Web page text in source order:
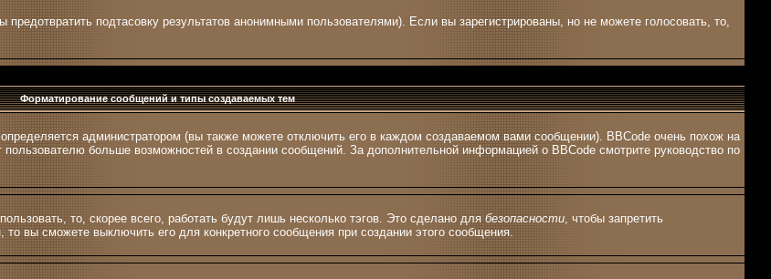
предотвратить подтасовку результатов анонимными пользователями). Если вы зарегистрированы, но не можете голосовать, то,
Форматирование сообщений и типы создаваемых тем
администратором (вы также можете отключить его в каждом создаваемом вами сообщении). BBCode очень похож на
больше возможностей в создании сообщений. За дополнительной информацией о BBCode смотрите руководство по
то, скорее всего, работать будут лишь несколько тэгов. Это сделано для безопасности, чтобы запретить
вы сможете выключить его для конкретного сообщения при создании этого сообщения.